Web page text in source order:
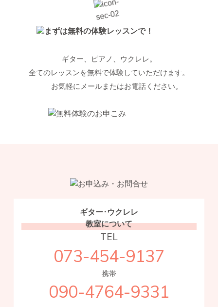
ギター、ピアノ、ウクレレ。
全てのレッスンを無料で体験していただけます。
お気軽にメールまたはお電話ください。
ギター･ウクレレ
教室について
TEL
073-454-9137
携帯
090-4764-9331